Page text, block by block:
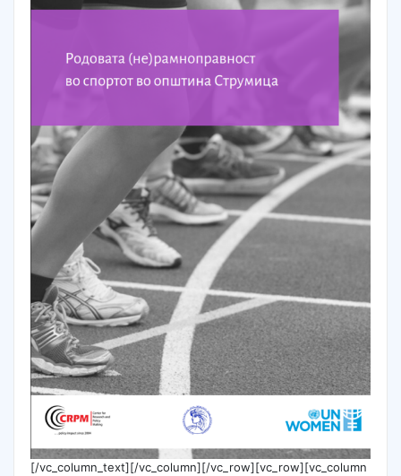
[/vc_column_text][/vc_column][/vc_row][vc_row][vc_column